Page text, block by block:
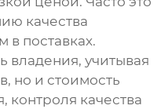
качества
поставках.
владения, учитывая
но и стоимость
контроля качества